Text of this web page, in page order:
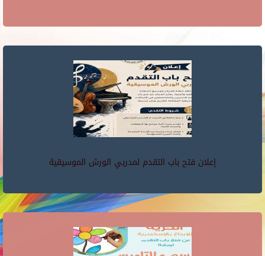
إعلان فتح باب التقدم لمدربي الورش الموسيقية